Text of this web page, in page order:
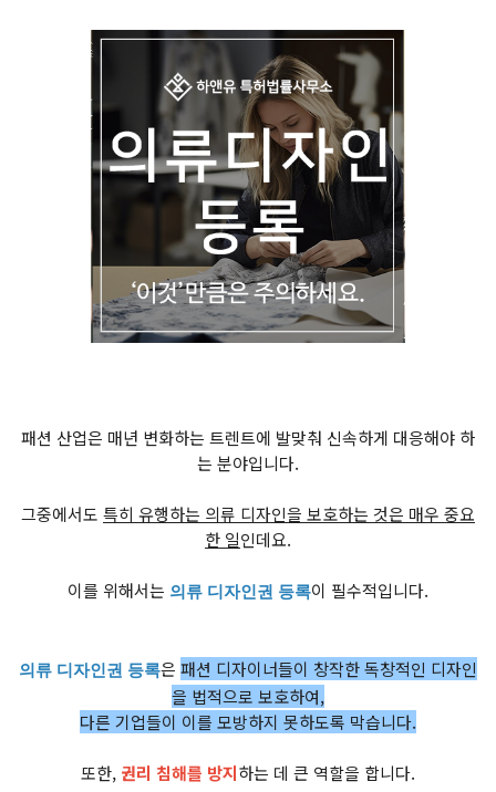
패션 산업은 매년 변화하는 트렌트에 발맞춰 신속하게 대응해야 하
는 분야입니다.
그중에서도 특히 유행하는 의류 디자인을 보호하는 것은 매우 중요
한 일인데요.
이를 위해서는 의류 디자인권 등록이 필수적입니다.
의류 디자인권 등록은 패션 디자이너들이 창작한 독창적인 디자인
을 법적으로 보호하여,
다른 기업들이 이를 모방하지 못하도록 막습니다.
또한, 권리 침해를 방지하는 데 큰 역할을 합니다.